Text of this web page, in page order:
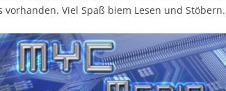
Viel Spaß biem Lesen und Stöbern.